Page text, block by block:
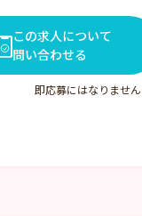
（2）7:00～17:00（
（3）8:30～18:30（
※時間外勤務あり 月
※36協定締結済み
この求人について
問い合わせる
即応募にはなりませ